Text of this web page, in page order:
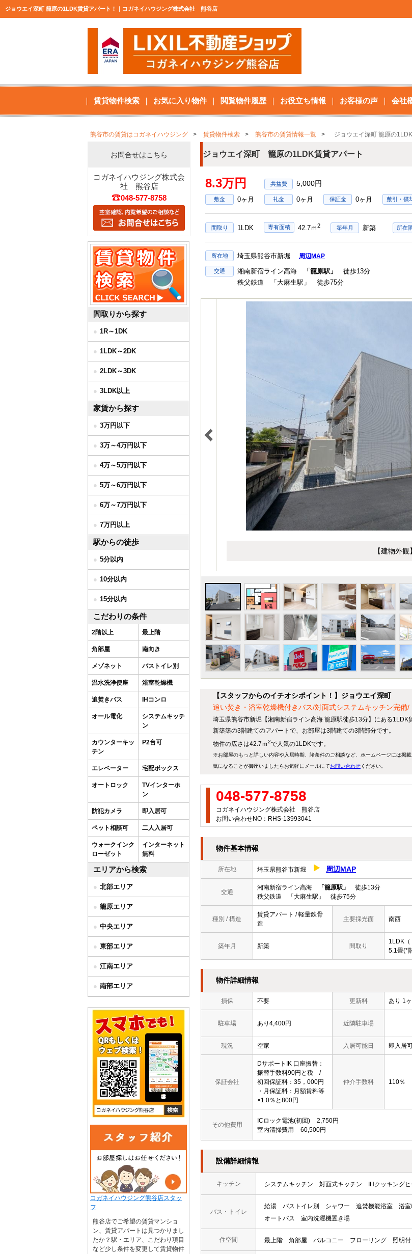
ジョウエイ深町 籠原の1LDK賃貸アパート！｜コガネイハウジング株式会社 熊谷店
賃貸物件検索 お気に入り物件 閲覧物件履歴 お役立ち情報 お客様の声 会社
熊谷市の賃貸はコガネイハウジング 賃貸物件検索 熊谷市の賃貸情報一覧 ジョウエイ深町 籠原の
ジョウエイ深町 籠原の1LDK賃貸アパート
8.3万円 5,000円
敷金 0ヶ月 礼金 0ヶ月 保証金 0ヶ月 敷引・償
間取り 1LDK 専有面積 42.7ｍ2 築年月 新築 所在
所在地 埼玉県熊谷市新堀 周辺MAP
交通 湘南新宿ライン高海 「籠原駅」
徒歩13分
秩父鉄道 「大麻生駅」 徒歩75分
【建物外
【スタッフからのイチオシポイント！】ジョウエイ深町
追い焚き・浴室乾燥機付きバス/対面式システムキッチン完備/
埼玉県熊谷市新堀【湘南新宿ライン高海 籠原駅徒歩13分】にある1LDK
新築築の3階建てのアパートで、お部屋は3階建ての3階部分です。
物件の広さは42.7ｍ2で人気の1LDKです。
※お部屋のもっと詳しい内容や入居時期、諸条件のご相談など、ホームページには掲
気になることが御座いましたらお気軽にメールにてお問い合わせください。
048-577-8758
コガネイハウジング株式会社 熊谷店
お問い合わせNO：RHS-13993041
物件基本情報
所在地 埼玉県熊谷市新堀 周辺MAP
交通
湘南新宿ライン高海 「籠原駅」
徒歩13分
秩父鉄道 「大麻生駅」 徒歩75分
種別 / 構造
賃貸アパート / 軽量鉄骨
造
主要採光面 南西
築年月 新築 間取り
1LDK
5.1畳(*
物件詳細情報
損保 不要 更新料 あり 1ヶ
駐車場 あり4,400円 近隣駐車場
現況 空家 入居可能日 即入居
保証会社
DサポートIK 口座振替：
振替手数料90円と税 /
初回保証料：35，000円
・月保証料：月額賃料等
×1.0％と800円
仲介手数料 110％
その他費用
ICロック電池(初回)
2,750円
室内清掃費用
60,500円
設備詳細情報
キッチン システムキッチン 対面式キッチン IHクッキング
バス・トイレ
給湯 バストイレ別 シャワー 追焚機能浴室 浴
オートバス
室内洗濯機置き場
住空間 最上階 角部屋 バルコニー フローリング 照明付
お問合せはこちら
コガネイハウジング株式会
社 熊谷店
048-577-8758
間取りから探す
1R～1DK
1LDK～2DK
2LDK～3DK
3LDK以上
家賃から探す
3万円以下
3万～4万円以下
4万～5万円以下
5万～6万円以下
6万～7万円以下
7万円以上
駅からの徒歩
5分以内
10分以内
15分以内
こだわりの条件
2階以上 最上階
角部屋 南向き
メゾネット バストイレ別
温水洗浄便座 浴室乾燥機
追焚きバス IHコンロ
オール電化
システムキッチ
ン
カウンターキッ
チン
P2台可
エレベーター 宅配ボックス
オートロック
TVインターホ
ン
防犯カメラ 即入居可
ペット相談可 二人入居可
ウォークインク
ローゼット
インターネット
無料
エリアから検索
北部エリア
籠原エリア
中央エリア
東部エリア
江南エリア
南部エリア
コガネイハウジング熊谷店スタッ
フ
熊谷店でご希望の賃貸マンショ
ン、賃貸アパートは見つかりまし
たか？駅・エリア、こだわり項目
など少し条件を変更して賃貸物件